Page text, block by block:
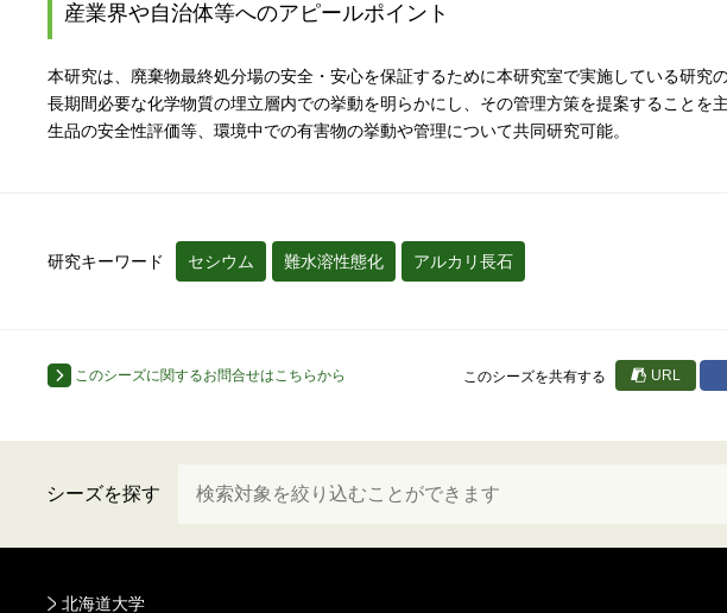
産業界や自治体等へのアピールポイント
本研究は、廃棄物最終処分場の安全・安心を保証するために本研究室で実施している研究
長期間必要な化学物質の埋立層内での挙動を明らかにし、その管理方策を提案することを
生品の安全性評価等、環境中での有害物の挙動や管理について共同研究可能。
研究キーワード セシウム 難水溶性態化 アルカリ長石
このシーズに関するお問合せはこちらから このシーズを共有する URL
シーズを探す
北海道大学